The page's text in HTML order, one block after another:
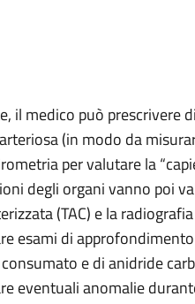
il medico può prescrivere
(in modo da
per valutare la
degli organi vanno poi
(TAC) e la
esami di
e di anidride
eventuali anomalie